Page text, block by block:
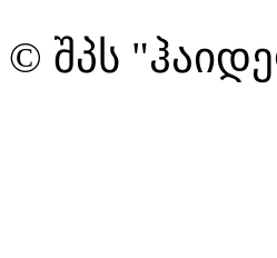
© შპს